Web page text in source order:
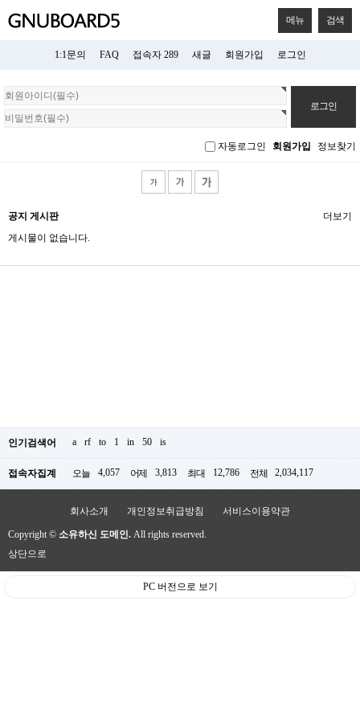
메뉴 검색
1:1문의 FAQ 접속자 289 새글 회원가입 로그인
회
원
로
자동로그인 회원가입 정보찾기
공지 게시판
게시물이 없습니다.
더보기
인기검색어 a rf to 1 in 50 is
접속자집계 오늘 4,057 어제 3,813 최대 12,786 전체 2,034,117
회사소개 개인정보취급방침 서비스이용약관
Copyright © 소유하신 도메인. All rights reserved.
상단으로
PC 버전으로 보기